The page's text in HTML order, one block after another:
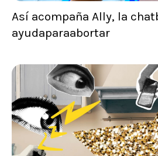
Así acompaña Ally, la
ayudaparaabortar